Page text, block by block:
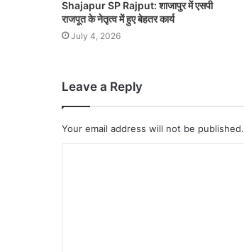
Shajapur SP Rajput: शाजापुर में एसपी
राजपूत के नेतृत्व में हुए बेहतर कार्य
July 4, 2026
Leave a Reply
Your email address will not be published.